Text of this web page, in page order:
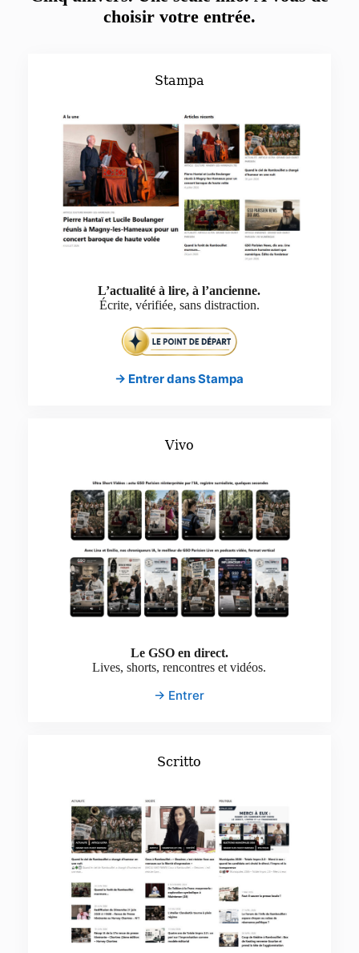
choisir votre entrée.
Stampa
L’actualité à lire, à l’ancienne.
Écrite, vérifiée, sans distraction.
→ Entrer dans Stampa
Vivo
Le GSO en direct.
Lives, shorts, rencontres et vidéos.
→ Entrer
Scritto